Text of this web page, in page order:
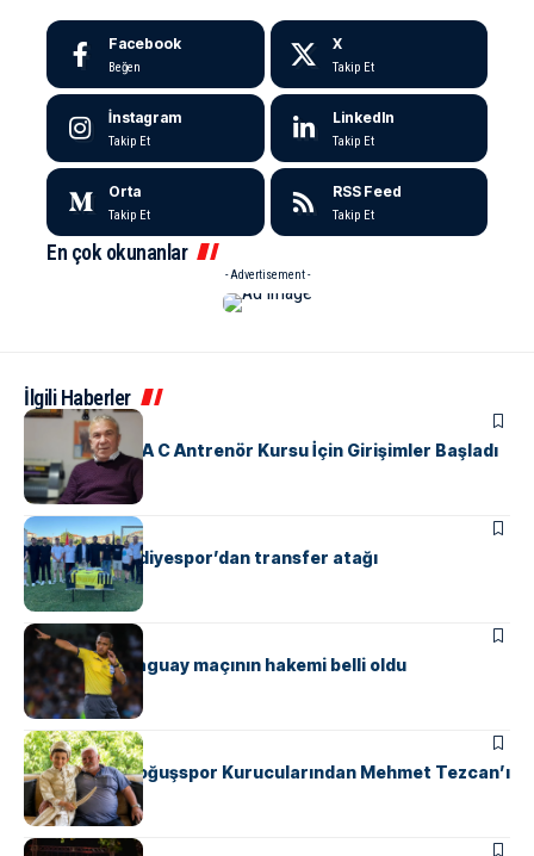
Facebook
Beğen
X
Takip Et
İnstagram
Takip Et
LinkedIn
Takip Et
Orta
Takip Et
RSS Feed
Takip Et
En çok okunanlar
- Advertisement -
İlgili Haberler
SPOR
Yalova’da UEFA C Antrenör Kursu İçin Girişimler Başladı
ÇINARCIKSPOR
Çınarcık Belediyespor’dan transfer atağı
SPOR
Türkiye – Paraguay maçının hakemi belli oldu
SPOR
Safranyolu Doğuşspor Kurucularından Mehmet Tezcan’ı
Unutmadı
GÜNDEMSPOR